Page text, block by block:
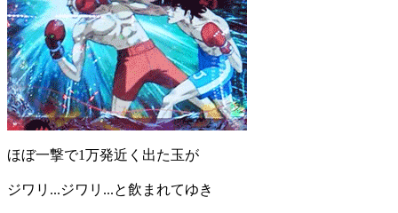
ほぼ一撃で1万発近く出た玉が
ジワリ...ジワリ...と飲まれてゆき